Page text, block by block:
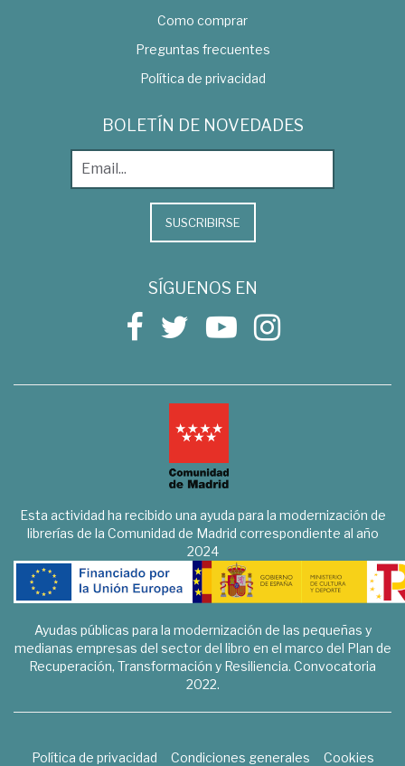
Como comprar
Preguntas frecuentes
Política de privacidad
BOLETÍN DE NOVEDADES
SUSCRIBIRSE
SÍGUENOS EN
Esta actividad ha recibido una ayuda para la modernización de
librerías de la Comunidad de Madrid correspondiente al año
2024
Ayudas públicas para la modernización de las pequeñas y
medianas empresas del sector del libro en el marco del Plan de
Recuperación, Transformación y Resiliencia. Convocatoria
2022.
Política de privacidad Condiciones generales
Cookies